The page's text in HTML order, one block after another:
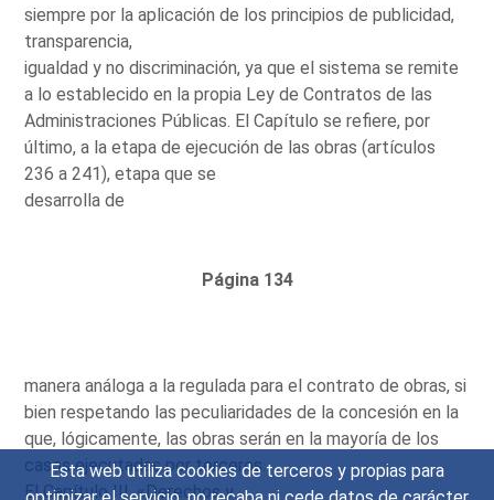
Esta web utiliza cookies de terceros y propias para
siempre por la aplicación de los principios de publicidad,
transparencia,
igualdad y no discriminación, ya que el sistema se remite
a lo establecido en la propia Ley de Contratos de las
Administraciones Públicas. El Capítulo se refiere, por
último, a la etapa de ejecución de las obras (artículos
236 a 241), etapa que se
desarrolla de
Página 134
manera análoga a la regulada para el contrato de obras, si
bien respetando las peculiaridades de la concesión en la
que, lógicamente, las obras serán en la mayoría de los
casos ejecutadas por terceros.
El Capítulo III, «Derechos y